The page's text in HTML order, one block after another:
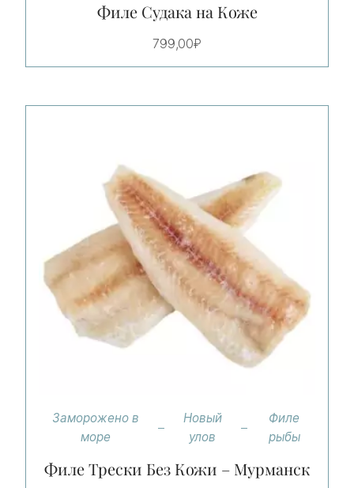
Филе Судака на Коже
799,00₽
Заморожено в
море
Новый
улов
Филе
рыбы
Филе Трески Без Кожи – Мурманск